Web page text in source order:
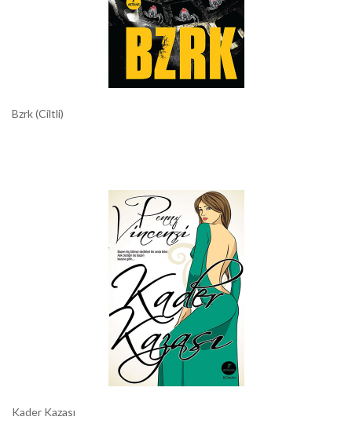
Bzrk (Ciltli)
Kader Kazası